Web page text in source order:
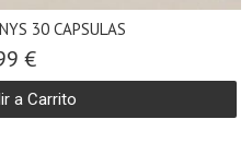
30 CAPSULAS
€
a Carrito